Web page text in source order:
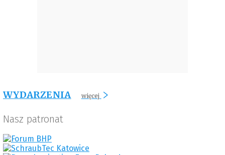
WYDARZENIA więcej
Nasz patronat